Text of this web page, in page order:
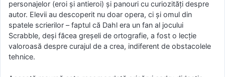
personajelor (eroi și antieroi) și panouri cu curiozități despre
autor. Elevii au descoperit nu doar opera, ci și omul din
spatele scrierilor – faptul că Dahl era un fan al jocului
Scrabble, deși făcea greșeli de ortografie, a fost o lecție
valoroasă despre curajul de a crea, indiferent de obstacolele
tehnice.